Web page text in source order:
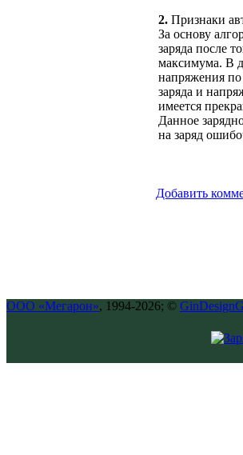
2. Признаки
За основу
заряда после
максимума. В
напряжения
заряда и
имеется
Данное
на заряд
Добавить
ООО «Мегарон», 1994-2026; ©